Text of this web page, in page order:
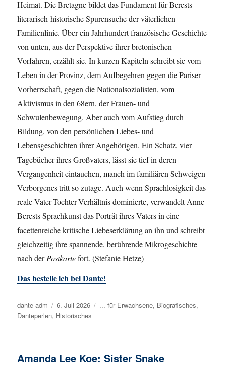
Heimat. Die Bretagne bildet das Fundament für Berests
literarisch-historische Spurensuche der väterlichen
Familienlinie. Über ein Jahrhundert französische Geschichte
von unten, aus der Perspektive ihrer bretonischen
Vorfahren, erzählt sie. In kurzen Kapiteln schreibt sie vom
Leben in der Provinz, dem Aufbegehren gegen die Pariser
Vorherrschaft, gegen die Nationalsozialisten, vom
Aktivismus in den 68ern, der Frauen- und
Schwulenbewegung. Aber auch vom Aufstieg durch
Bildung, von den persönlichen Liebes- und
Lebensgeschichten ihrer Angehörigen. Ein Schatz, vier
Tagebücher ihres Großvaters, lässt sie tief in deren
Vergangenheit eintauchen, manch im familiären Schweigen
Verborgenes tritt so zutage. Auch wenn Sprachlosigkeit das
reale Vater-Tochter-Verhältnis dominierte, verwandelt Anne
Berests Sprachkunst das Porträt ihres Vaters in eine
facettenreiche kritische Liebeserklärung an ihn und schreibt
gleichzeitig ihre spannende, berührende Mikrogeschichte
nach derPostkartefort. (Stefanie Hetze)
Das bestelle ich bei Dante!
Autor
dante-adm
Veröffentlicht
am
6. Juli 2026 Kategorien
... für Erwachsene, Biografisches,
Danteperlen, Historisches
Amanda Lee Koe: Sister Snake